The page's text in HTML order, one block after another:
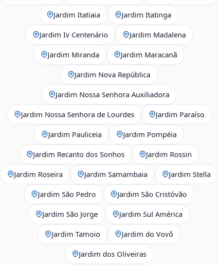
Jardim Itatiaia Jardim Itatinga
Jardim Iv Centenário Jardim Madalena
Jardim Miranda Jardim Maracanã
Jardim Nova República
Jardim Nossa Senhora Auxiliadora
Jardim Nossa Senhora de Lourdes Jardim Paraíso
Jardim Pauliceia Jardim Pompéia
Jardim Recanto dos Sonhos Jardim Rossin
Jardim Roseira Jardim Samambaia Jardim Stella
Jardim São Pedro Jardim São Cristóvão
Jardim São Jorge Jardim Sul América
Jardim Tamoio Jardim do Vovô
Jardim dos Oliveiras